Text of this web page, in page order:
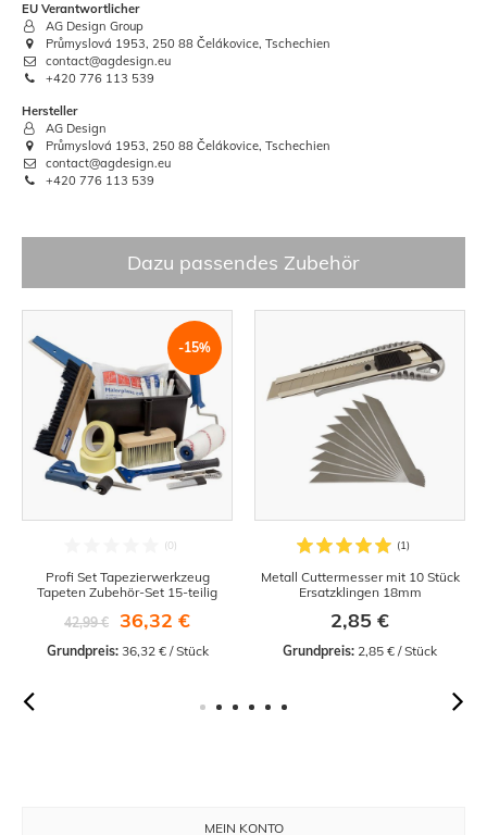
EU Verantwortlicher
AG Design Group
Průmyslová 1953, 250 88 Čelákovice, Tschechien
contact@agdesign.eu
+420 776 113 539
Hersteller
AG Design
Průmyslová 1953, 250 88 Čelákovice, Tschechien
contact@agdesign.eu
+420 776 113 539
Dazu passendes Zubehör
-15%
Profi Set Tapezierwerkzeug
Tapeten Zubehör-Set 15-teilig
42,99 €
36,32 €
Grundpreis: 36,32 € / Stück
Metall Cuttermesser mit 10 Stück
Ersatzklingen 18mm
2,85 €
Grundpreis: 2,85 € / Stück
MEIN KONTO